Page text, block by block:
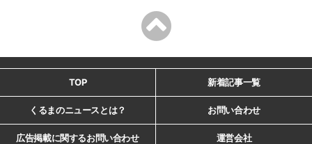
TOP 新着記事一覧
くるまのニュースとは？ お問い合わせ
広告掲載に関するお問い合わせ 運営会社